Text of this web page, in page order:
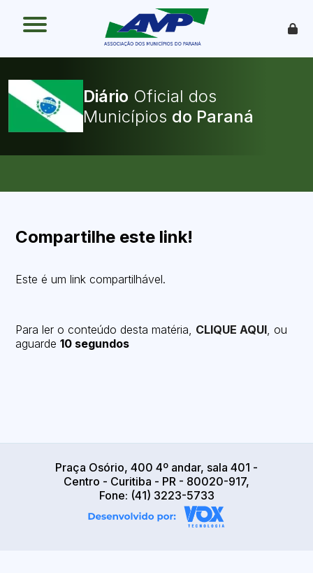
Diário Oficial dos
Municípios
Como funciona
Benefícios
Legislação
O Que Pode Ser Publicado
Faça sua Adesão
Compartilhe este link!
Este é um link compartilhável.
Para ler o conteúdo desta matéria, CLIQUE AQUI , ou
aguarde10 segundos
Praça Osório, 400 4º andar, sala 401 -
Centro - Curitiba - PR - 80020-917,
Fone: (41) 3223-5733